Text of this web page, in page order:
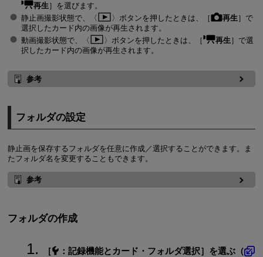
再生 ］を選びます。
静止画撮影状態で、
ボタンを押したときは、［ 再生 ］で
選択したカード内の画像が再生されます。
動画撮影状態で、
ボタンを押したときは、［ 再生 ］で選
択したカード内の画像が再生されます。
参考
フォルダの設定
静止画を保存するフォルダを任意に作成／選択することができます。ま
たフォルダ名を変更することもできます。
参考
フォルダの作成
［ ： 記録機能とカード・フォルダ選択］を選ぶ（